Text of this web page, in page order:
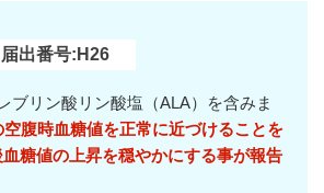
届出番号:H26
ブリン酸リン酸塩（ALA）を含みま
腹時血糖値を正常に近づけることを
糖値の上昇を穏やかにする事が報告